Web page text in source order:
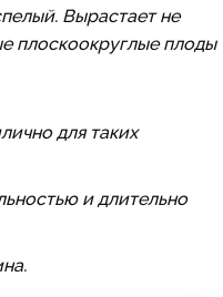
Вырастает не
плоскоокруглые плоды
для таких
и длительно